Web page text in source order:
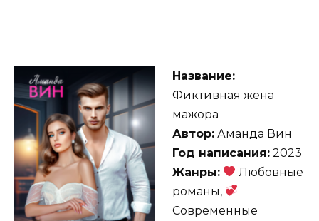
Название:
Фиктивная жена
мажора
Автор: Аманда Вин
Год написания: 2023
Жанры:
Любовные
романы,
Современные